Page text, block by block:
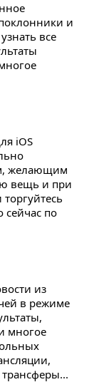
и
все
iOS
желающим
вещь и при
сейчас по
из
в режиме
многое